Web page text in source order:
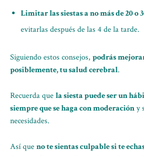
Limitar las siestas a no más de 20 o
evitarlas después de las 4 de la tarde.
Siguiendo estos consejos, podrás
posiblemente, tu salud cerebral.
Recuerda quela siesta puede ser un
siempre que se haga con moderacióny
necesidades.
Así queno te sientas culpable si te